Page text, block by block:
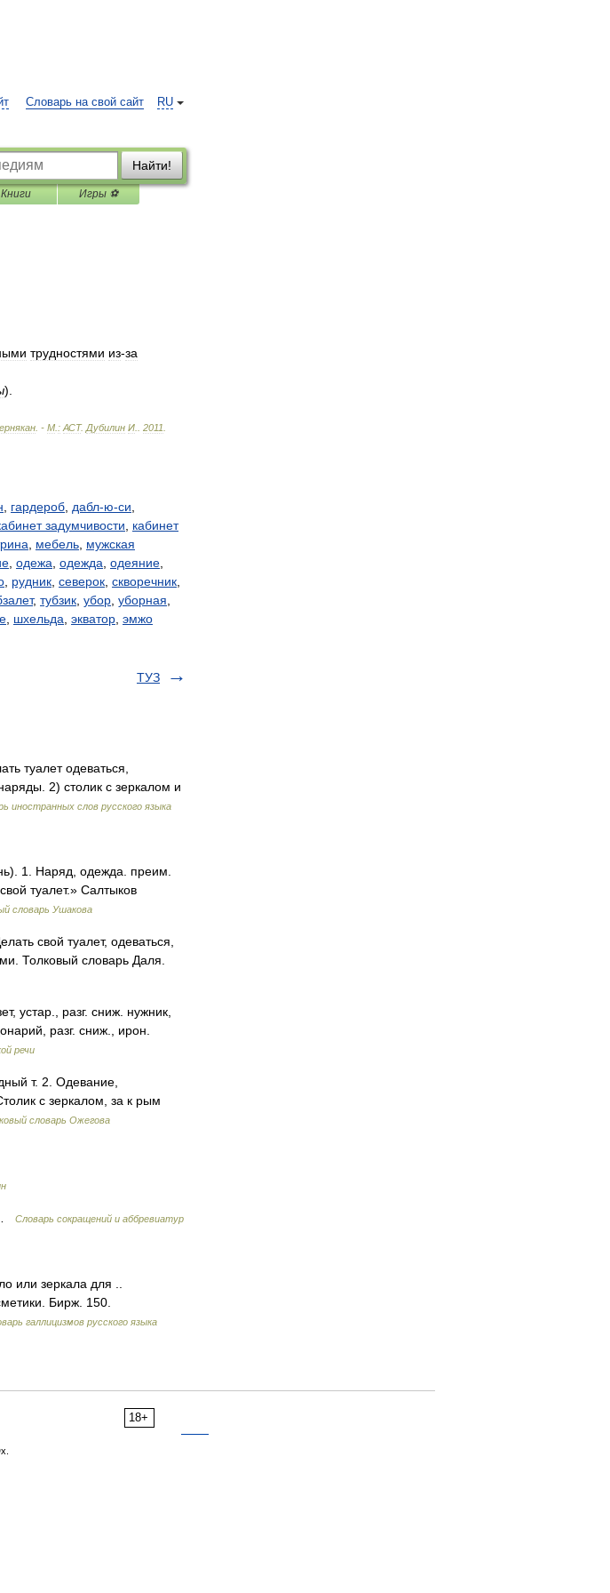
RU
Словарь на свой сайт
Найти!
Книги Игры ⚽
трудностями из-за
).
. - М : АСТ. Дубилин И 2011
гардероб дабл-ю-си
задумчивости
кабинет
мебель мужская
одежа одежда одеяние
рудник северок скворечник
, тубзик убор уборная
шхельда экватор эмжо
ТУЗ
туалет одеваться,
2) столик с зеркалом и
иностранных слов русского языка
1. Наряд, одежда. преим.
туалет.» Салтыков
словарь Ушакова
свой туалет, одеваться,
Толковый словарь Даля.
устар., разг. сниж. нужник,
разг. сниж., ирон.
речи
т. 2. Одевание,
с зеркалом, за к рым
словарь Ожегова
Словарь сокращений и аббревиатур
или зеркала для ..
Бирж. 150.
галлицизмов русского языка
18+